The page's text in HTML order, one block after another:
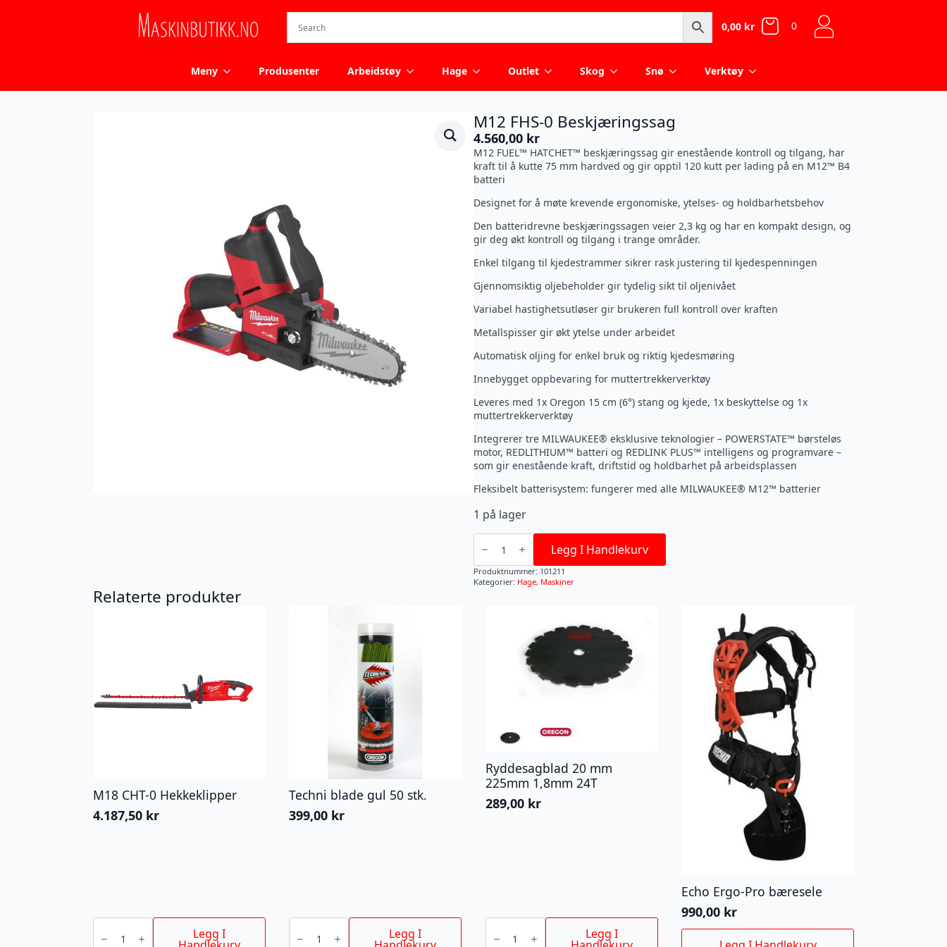
0,00 kr 0
Meny Produsenter Arbeidstøy Hage Outlet Skog Snø Verktøy
M12 FHS-0 Beskjæringssag
4.560,00 kr
M12 FUEL™ HATCHET™ beskjæringssag gir enestående kontroll og tilgang, har
kraft til å kutte 75 mm hardved og gir opptil 120 kutt per lading på en M12™ B4
batteri
Designet for å møte krevende ergonomiske, ytelses- og holdbarhetsbehov
Den batteridrevne beskjæringssagen veier 2,3 kg og har en kompakt design, og
gir deg økt kontroll og tilgang i trange områder.
Enkel tilgang til kjedestrammer sikrer rask justering til kjedespenningen
Gjennomsiktig oljebeholder gir tydelig sikt til oljenivået
Variabel hastighetsutløser gir brukeren full kontroll over kraften
Metallspisser gir økt ytelse under arbeidet
Automatisk oljing for enkel bruk og riktig kjedesmøring
Innebygget oppbevaring for muttertrekkerverktøy
Leveres med 1x Oregon 15 cm (6°) stang og kjede, 1x beskyttelse og 1x
muttertrekkerverktøy
Integrerer tre MILWAUKEE® eksklusive teknologier – POWERSTATE™ børsteløs
motor, REDLITHIUM™ batteri og REDLINK PLUS™ intelligens og programvare –
som gir enestående kraft, driftstid og holdbarhet på arbeidsplassen
Fleksibelt batterisystem: fungerer med alle MILWAUKEE® M12™ batterier
1 på lager
M12
FHS-
Beskjæringssag
antall
Legg I Handlekurv
Produktnummer: 101211
Kategorier: Hage, Maskiner
Relaterte produkter
M18 CHT-0 Hekkeklipper
4.187,50 kr
M18
Legg I
Techni blade gul 50 stk.
399,00 kr
Techni
gul Legg I
Ryddesagblad 20 mm
225mm 1,8mm 24T
289,00 kr
Ryddesagblad
mm Legg I
Echo Ergo-Pro bæresele
990,00 kr